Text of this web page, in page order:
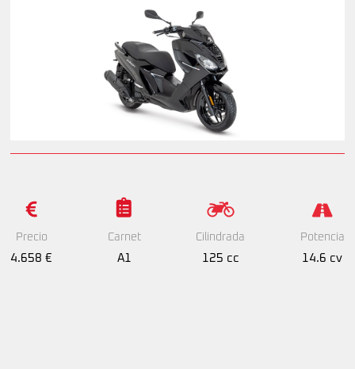
Precio
4.658 €
Carnet
A1
Cilindrada
125 cc
Potencia
14.6 cv